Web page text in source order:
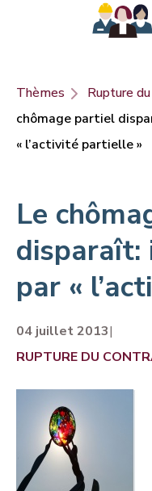
Panneau de gestion des
Thèmes Rupture
chômage partiel
« l’activité partielle »
Le
disparaît:
par «
04 juillet 2013|
RUPTURE DU